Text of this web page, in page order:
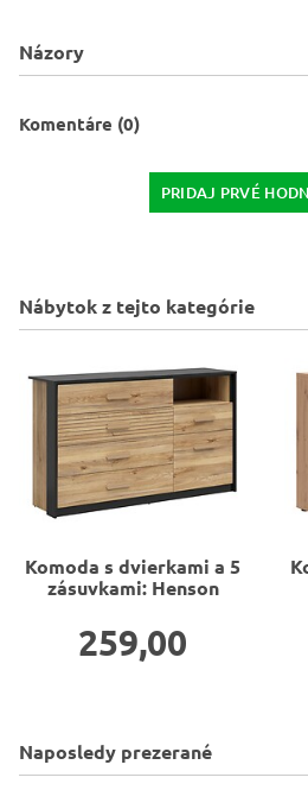
Názory
Komentáre (0)
PRIDAJ PRVÉ
Nábytok z tejto kategórie
Komoda s dvierkami a 5
zásuvkami: Henson
259,00
Naposledy prezerané